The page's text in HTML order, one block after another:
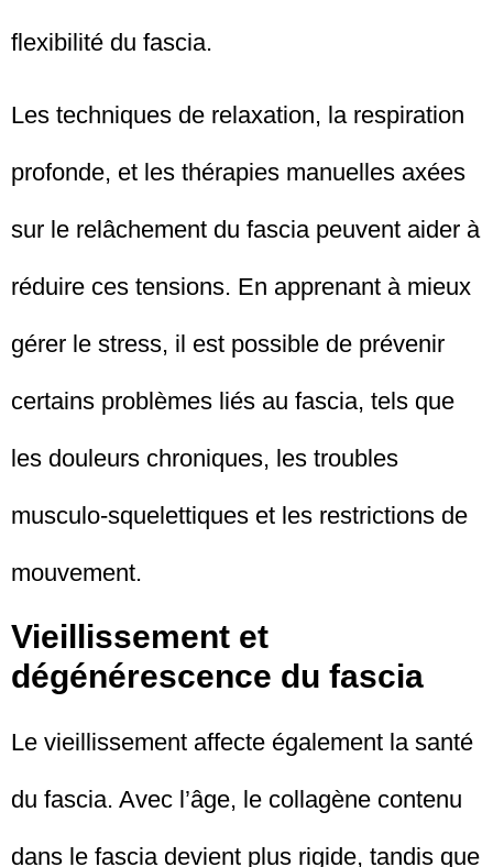
flexibilité du fascia.
Les techniques de relaxation, la respiration
profonde, et les thérapies manuelles axées
sur le relâchement du fascia peuvent aider à
réduire ces tensions. En apprenant à mieux
gérer le stress, il est possible de prévenir
certains problèmes liés au fascia, tels que
les douleurs chroniques, les troubles
musculo-squelettiques et les restrictions de
mouvement.
Vieillissement et
dégénérescence du fascia
Le vieillissement affecte également la santé
du fascia. Avec l’âge, le collagène contenu
dans le fascia devient plus rigide, tandis que